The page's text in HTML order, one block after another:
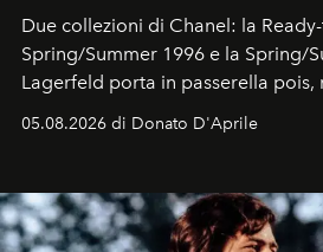
Due collezioni di Chanel: la
Spring/Summer 1996 e la Spring/
Lagerfeld porta in passerella pois,
logomania pensata per la spiaggia
Kate, Claudia e Carla una dietro
uno dei documenti più
05.08.2026 di Donato D'Aprile